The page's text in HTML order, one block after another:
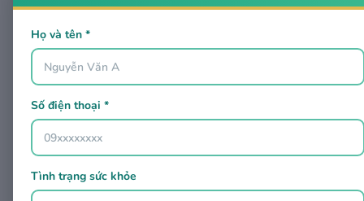
Họ và tên *
Số điện thoại *
Tình trạng sức khỏe